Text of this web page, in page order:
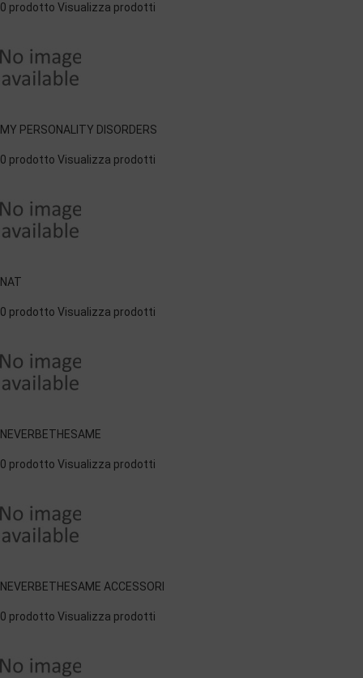
0 prodotto Visualizza prodotti
MY PERSONALITY DISORDERS
0 prodotto Visualizza prodotti
NAT
0 prodotto Visualizza prodotti
NEVERBETHESAME
0 prodotto Visualizza prodotti
NEVERBETHESAME ACCESSORI
0 prodotto Visualizza prodotti